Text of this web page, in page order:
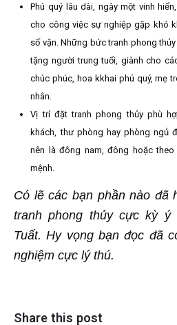
Phú quý lâu dài, ngày một vinh
cho công việc sự nghiệp gặp khó
số vận. Những bức tranh phong
tặng người trung tuổi, giành cho
chúc phúc, hoa kkhai phú quý, mẹ
nhân.
Vị trí đặt tranh phong thủy phù
khách, thư phòng hay phòng ngủ
nên là đông nam, đông hoặc
mệnh.
Có lẽ các bạn phần nào đã
tranh phong thủy cực kỳ ý
Tuất. Hy vọng bạn đọc đã
nghiệm cực lý thú.
Share this post